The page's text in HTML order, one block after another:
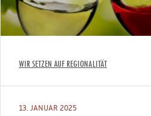
WIR SETZEN AUF REGIONALITÄT
13. JANUAR 2025